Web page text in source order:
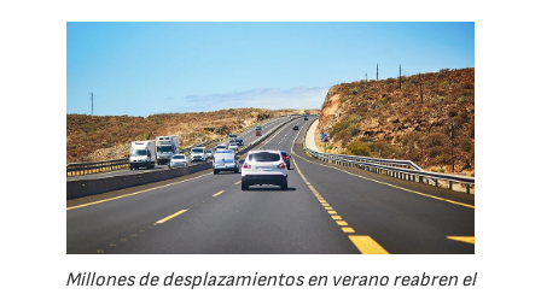
Millones de desplazamientos en verano reabren el